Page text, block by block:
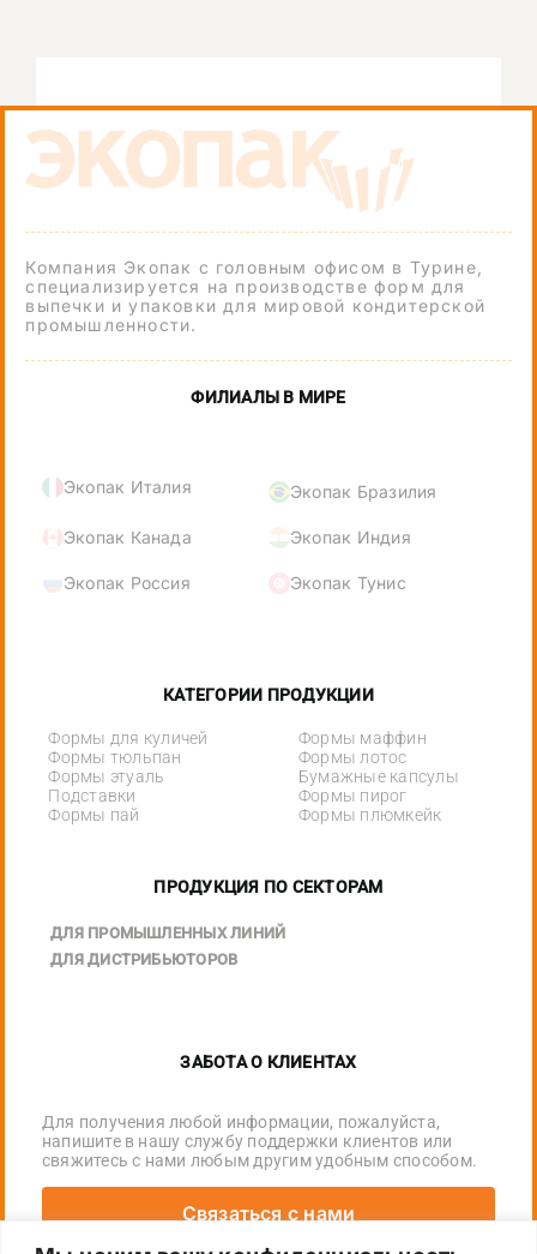
Компания Экопак с головным офисом в Турине,
специализируется на производстве форм для
выпечки и упаковки для мировой кондитерской
промышленности.
ФИЛИАЛЫ В МИРЕ
Экопак Италия Экопак Бразилия
Экопак Канада Экопак Индия
Экопак Россия Экопак Тунис
КАТЕГОРИИ ПРОДУКЦИИ
Формы для куличей
Формы маффин
Формы тюльпан
Формы лотос
Формы этуаль
Бумажные капсулы
Подставки
Формы пирог
Формы пай
Формы плюмкейк
ПРОДУКЦИЯ ПО СЕКТОРАМ
ДЛЯ ПРОМЫШЛЕННЫХ ЛИНИЙ
ДЛЯ ДИСТРИБЬЮТОРОВ
ЗАБОТА О КЛИЕНТАХ
Для получения любой информации, пожалуйста,
напишите в нашу службу поддержки клиентов или
свяжитесь с нами любым другим удобным способом.
Связаться с нами